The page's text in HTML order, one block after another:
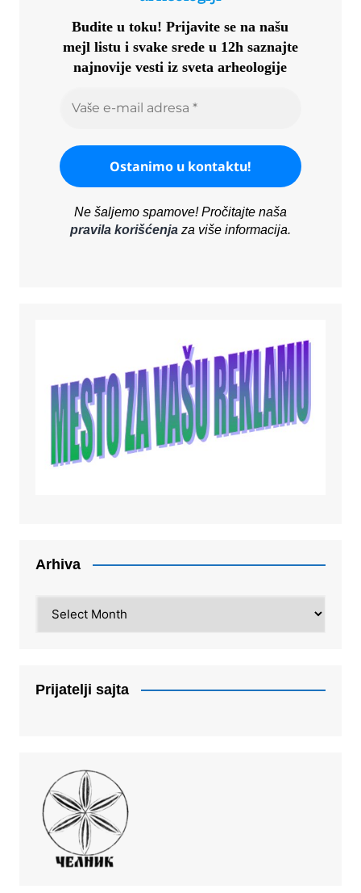
Budite u toku!Prijavite se na našu
mejl listu i svake srede u 12h saznajte
najnovije vesti iz sveta arheologije
Ne šaljemo spamove! Pročitajte naša
pravila korišćenjaza više informacija.
Arhiva
Prijatelji sajta